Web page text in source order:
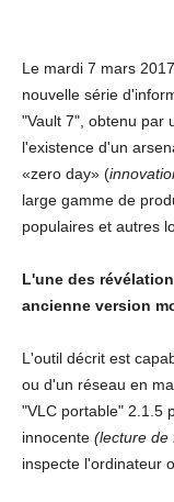
Le mardi 7 mars
nouvelle série
"Vault 7", obtenu par
l'existence d'un
«zero day» (
large gamme de
populaires et autres
L'une des
ancienne version
L'outil décrit est
ou d'un réseau en
"VLC portable" 2.1.5
innocente(lecture de
inspecte l'ordinateur